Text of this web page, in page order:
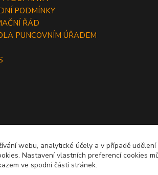
PODMÍNKY
ŘÁD
PUNCOVNÍM ÚŘADEM
webu, analytické účely a v případě
Nastavení vlastních preferencí cookies
ve spodní části stránek.